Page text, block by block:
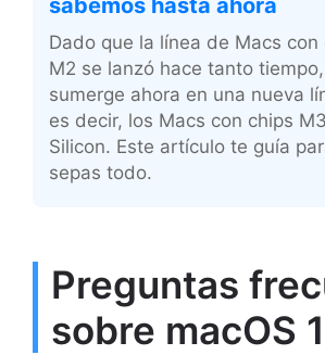
sabemos hasta ahora
Dado que la línea de Macs con
M2 se lanzó hace tanto
sumerge ahora en una nueva
es decir, los Macs con chips
Silicon. Este artículo te guía
sepas todo.
Preguntas
sobre macOS